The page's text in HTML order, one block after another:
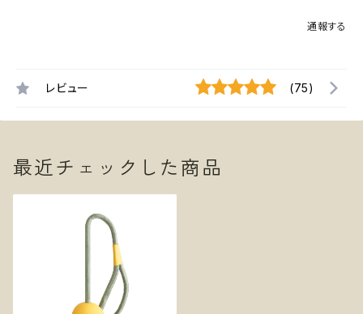
通報する
レビュー (75)
最近チェックした商品